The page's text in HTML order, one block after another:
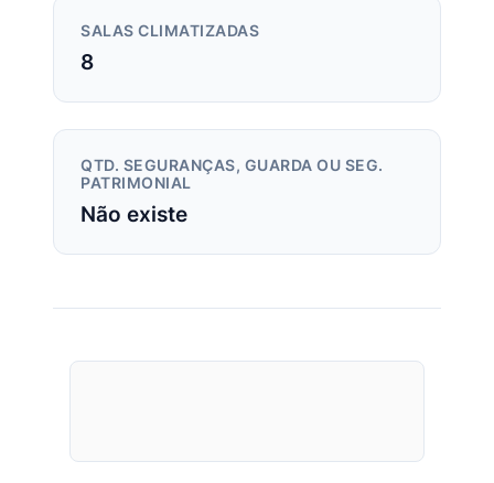
SALAS CLIMATIZADAS
8
QTD. SEGURANÇAS, GUARDA OU SEG.
PATRIMONIAL
Não existe